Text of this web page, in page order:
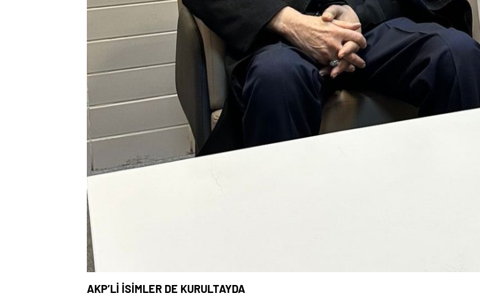
AKP’Lİ İSİMLER DE KURULTAYDA